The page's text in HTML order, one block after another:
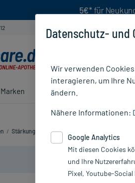
5€* für
Marken Ratgeber
/ Stärkung & Konzentration
Datenschutz- und
Wir verwenden
interagieren, um Ihre
ändern.
Nähere Informationen:
Google Analytics
Mit diesen Cookies
und Ihre
Pixel, Youtube-Social